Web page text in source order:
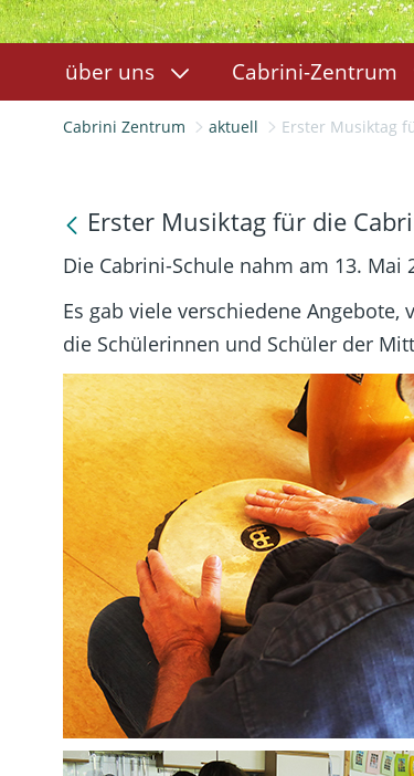
über uns Cabrini-Zentrum
Cabrini Zentrum aktuell Erster Musiktag
Erster Musiktag für die
Die Cabrini-Schule nahm am 13.
Es gab viele verschiedene
die Schülerinnen und Schüler der